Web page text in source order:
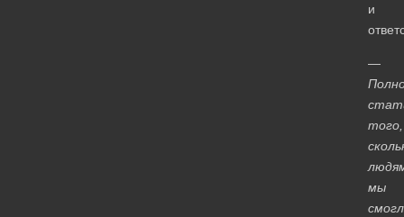
и
—
того,
мы